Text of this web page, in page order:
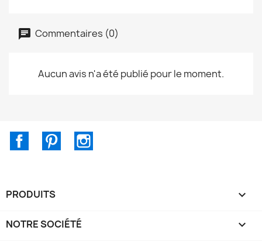
Commentaires (0)
Aucun avis n'a été publié pour le moment.
FacebookPinterest
PRODUITS 
NOTRE SOCIÉTÉ 